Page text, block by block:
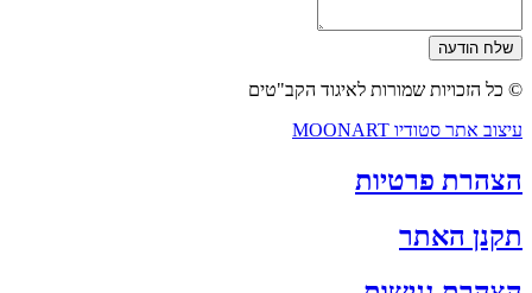
שלח הודעה
© כל הזכויות שמורות לאיגוד הקב"טים
עיצוב אתר סטודיו MOONART
הצהרת פרטיות
תקנן האתר